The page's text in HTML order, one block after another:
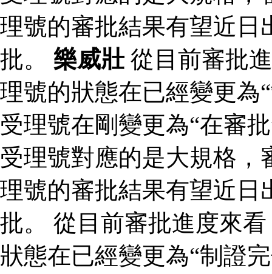
理號的審批結果有望近日
批。 樂威壯從目前審批
理號的狀態在已經變更為
受理號在剛變更為“在審
受理號對應的是大規格，
理號的審批結果有望近日
批。 從目前審批進度來
狀態在已經變更為“制證